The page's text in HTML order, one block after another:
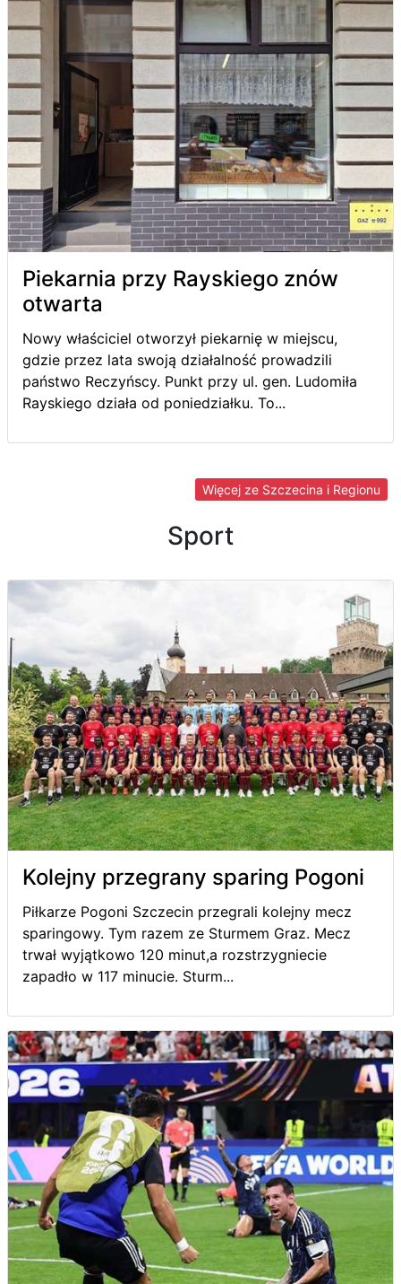
Piekarnia przy Rayskiego znów
otwarta
Nowy właściciel otworzył piekarnię w miejscu,
gdzie przez lata swoją działalność prowadzili
państwo Reczyńscy. Punkt przy ul. gen. Ludomiła
Rayskiego działa od poniedziałku. To...
Więcej ze Szczecina i Regionu
Sport
Kolejny przegrany sparing Pogoni
Piłkarze Pogoni Szczecin przegrali kolejny mecz
sparingowy. Tym razem ze Sturmem Graz. Mecz
trwał wyjątkowo 120 minut,a rozstrzygniecie
zapadło w 117 minucie. Sturm...